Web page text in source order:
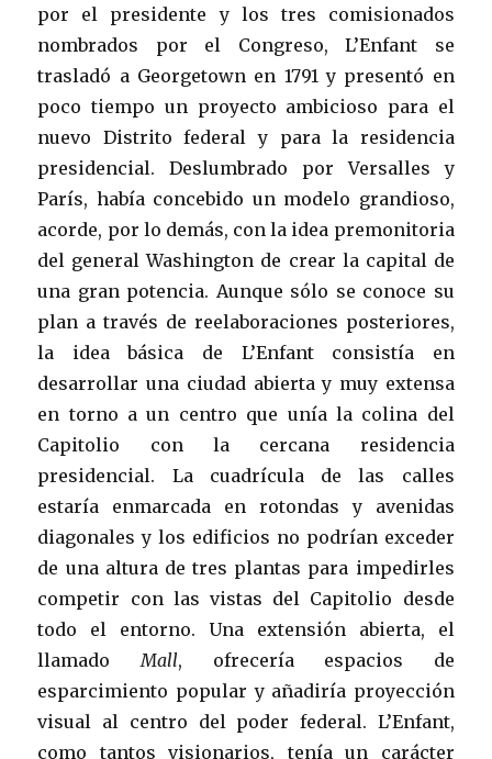
por el presidente y los tres comisionados
nombrados por el Congreso, L’Enfant se
trasladó a Georgetown en 1791 y presentó en
poco tiempo un proyecto ambicioso para el
nuevo Distrito federal y para la residencia
presidencial. Deslumbrado por Versalles y
París, había concebido un modelo grandioso,
acorde, por lo demás, con la idea premonitoria
del general Washington de crear la capital de
una gran potencia. Aunque sólo se conoce su
plan a través de reelaboraciones posteriores,
la idea básica de L’Enfant consistía en
desarrollar una ciudad abierta y muy extensa
en torno a un centro que unía la colina del
Capitolio con la cercana residencia
presidencial. La cuadrícula de las calles
estaría enmarcada en rotondas y avenidas
diagonales y los edificios no podrían exceder
de una altura de tres plantas para impedirles
competir con las vistas del Capitolio desde
todo el entorno. Una extensión abierta, el
llamado Mall, ofrecería espacios de
esparcimiento popular y añadiría proyección
visual al centro del poder federal. L’Enfant,
como tantos visionarios, tenía un carácter